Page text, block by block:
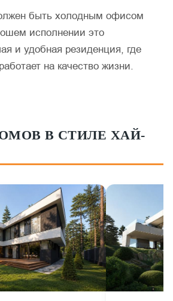
быть холодным офисом
исполнении это
и удобная резиденция, где
на качество жизни.
В СТИЛЕ ХАЙ-